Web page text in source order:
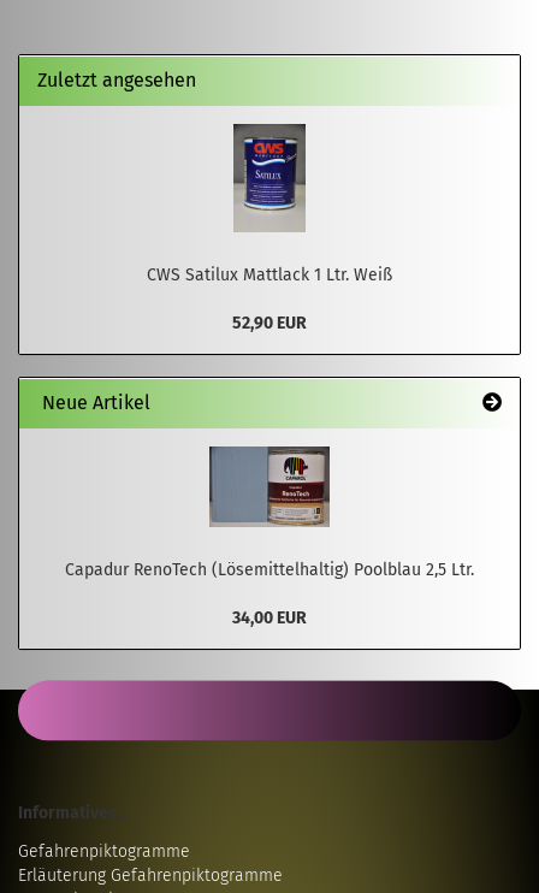
Zuletzt angesehen
CWS Satilux Mattlack 1 Ltr. Weiß
52,90 EUR
Neue Artikel
Capadur RenoTech (Lösemittelhaltig) Poolblau 2,5 Ltr.
34,00 EUR
Informatives...
Gefahrenpiktogramme
Erläuterung Gefahrenpiktogramme